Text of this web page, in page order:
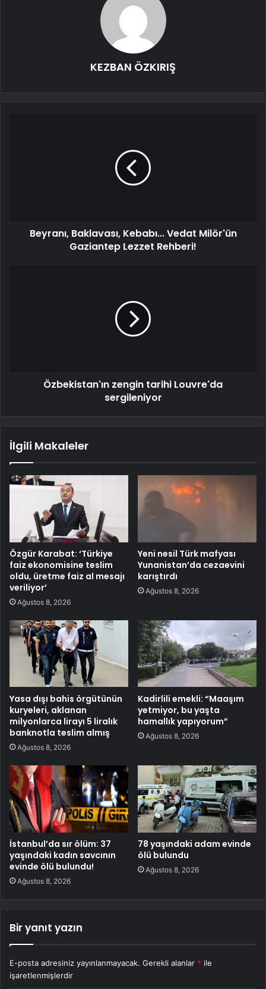
KEZBAN ÖZKIRIŞ
Beyranı, Baklavası, Kebabı... Vedat Milör'ün
Gaziantep Lezzet Rehberi!
Özbekistan'ın zengin tarihi Louvre'da
sergileniyor
İlgili Makaleler
Özgür Karabat: ‘Türkiye
faiz ekonomisine teslim
oldu, üretme faiz al mesajı
veriliyor’
Ağustos 8, 2026
Yeni nesil Türk mafyası
Yunanistan’da cezaevini
karıştırdı
Ağustos 8, 2026
Yasa dışı bahis örgütünün
kuryeleri, aklanan
milyonlarca lirayı 5 liralık
banknotla teslim almış
Ağustos 8, 2026
Kadirlili emekli: “Maaşım
yetmiyor, bu yaşta
hamallık yapıyorum”
Ağustos 8, 2026
İstanbul’da sır ölüm: 37
yaşındaki kadın savcının
evinde ölü bulundu!
Ağustos 8, 2026
78 yaşındaki adam evinde
ölü bulundu
Ağustos 8, 2026
Bir yanıt yazın
E-posta adresiniz yayınlanmayacak. Gerekli alanlar * ile
işaretlenmişlerdir